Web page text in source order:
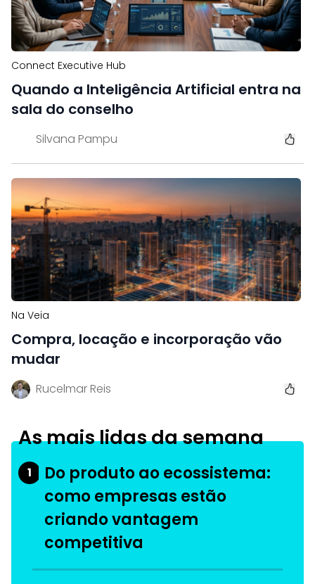
Connect Executive Hub
Quando a Inteligência Artificial entra na
sala do conselho
Silvana Pampu
Na Veia
Compra, locação e incorporação vão
mudar
Rucelmar Reis
As mais lidas da semana
1
Do produto ao ecossistema:
como empresas estão
criando vantagem
competitiva